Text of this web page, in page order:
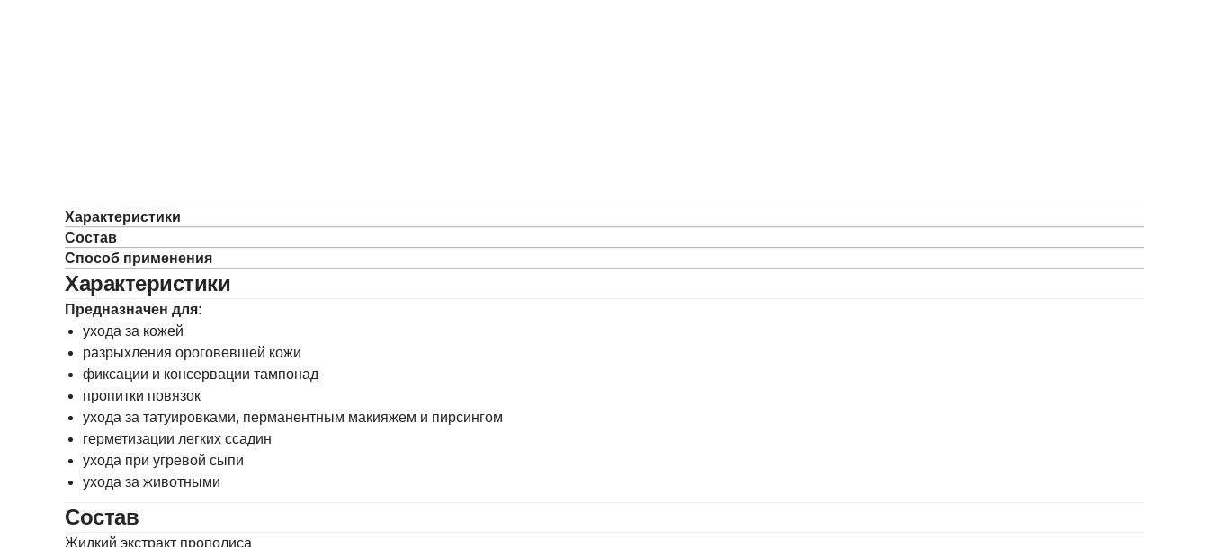
Характеристики
Состав
Способ применения
Характеристики
Предназначен для:
ухода за кожей
разрыхления ороговевшей кожи
фиксации и консервации тампонад
пропитки повязок
ухода за татуировками, перманентным макияжем и пирсингом
герметизации легких ссадин
ухода при угревой сыпи
ухода за животными
Состав
Жидкий экстракт прополиса